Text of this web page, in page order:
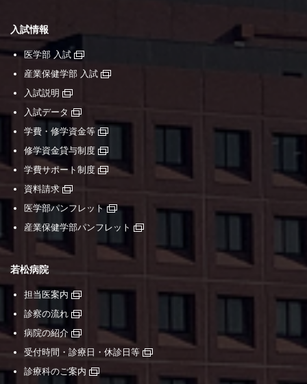
入試情報
医学部 入試
産業保健学部 入試
入試説明
入試データ
学費・修学資金等
修学資金貸与制度
学費サポート制度
資料請求
医学部パンフレット
産業保健学部パンフレット
若松病院
担当医案内
診察の流れ
病院の紹介
受付時間・診療日・休診日等
診療科のご案内